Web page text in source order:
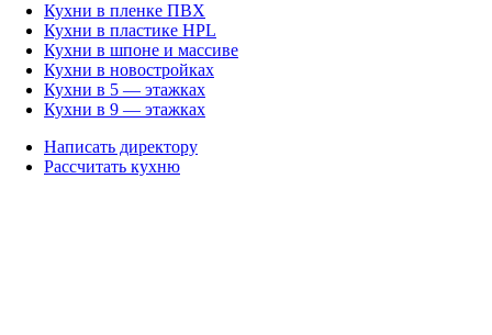
Кухни в пленке ПВХ
Кухни в пластике HPL
Кухни в шпоне и массиве
Кухни в новостройках
Кухни в 5 — этажках
Кухни в 9 — этажках
Написать директору
Рассчитать кухню